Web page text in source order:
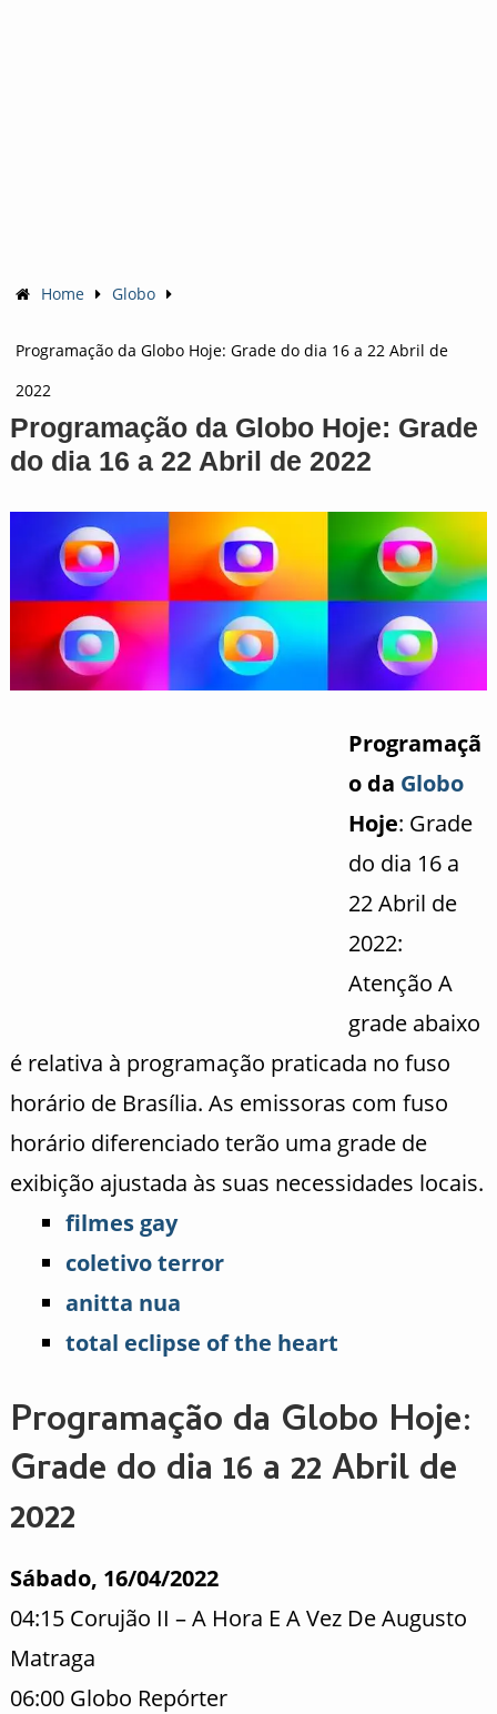
Home Globo
Programação da Globo Hoje: Grade do dia 16 a 22 Abril de
2022
Programação da Globo Hoje: Grade
do dia 16 a 22 Abril de 2022
Programaçã
o da Globo
Hoje: Grade
do dia 16 a
22 Abril de
2022:
Atenção A
grade abaixo
é relativa à programação praticada no fuso
horário de Brasília. As emissoras com fuso
horário diferenciado terão uma grade de
exibição ajustada às suas necessidades locais.
filmes gay
coletivo terror
anitta nua
total eclipse of the heart
Programação da Globo Hoje:
Grade do dia 16 a 22 Abril de
2022
Sábado, 16/04/2022
04:15 Corujão II – A Hora E A Vez De Augusto
Matraga
06:00 Globo Repórter